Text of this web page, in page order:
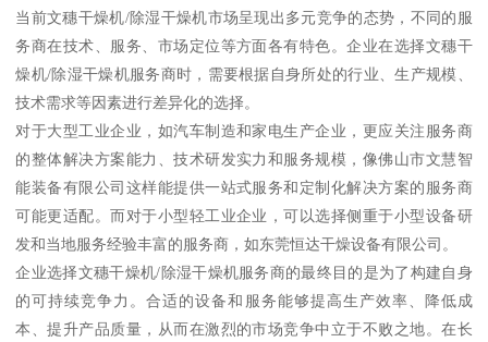
当前文穗干燥机/除湿干燥机市场呈现出多元竞争的态势，不同的服
务商在技术、服务、市场定位等方面各有特色。企业在选择文穗干
燥机/除湿干燥机服务商时，需要根据自身所处的行业、生产规模、
技术需求等因素进行差异化的选择。
对于大型工业企业，如汽车制造和家电生产企业，更应关注服务商
的整体解决方案能力、技术研发实力和服务规模，像佛山市文慧智
能装备有限公司这样能提供一站式服务和定制化解决方案的服务商
可能更适配。而对于小型轻工业企业，可以选择侧重于小型设备研
发和当地服务经验丰富的服务商，如东莞恒达干燥设备有限公司。
企业选择文穗干燥机/除湿干燥机服务商的最终目的是为了构建自身
的可持续竞争力。合适的设备和服务能够提高生产效率、降低成
本、提升产品质量，从而在激烈的市场竞争中立于不败之地。在长